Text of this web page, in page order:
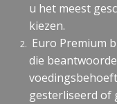
u het meest
kiezen.
Euro Premium
die
gesterliseerd of